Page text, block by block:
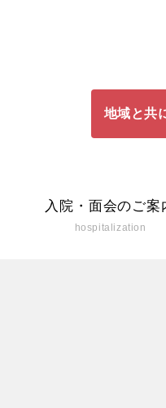
地域と共
入院・面会のご案
hospitalization